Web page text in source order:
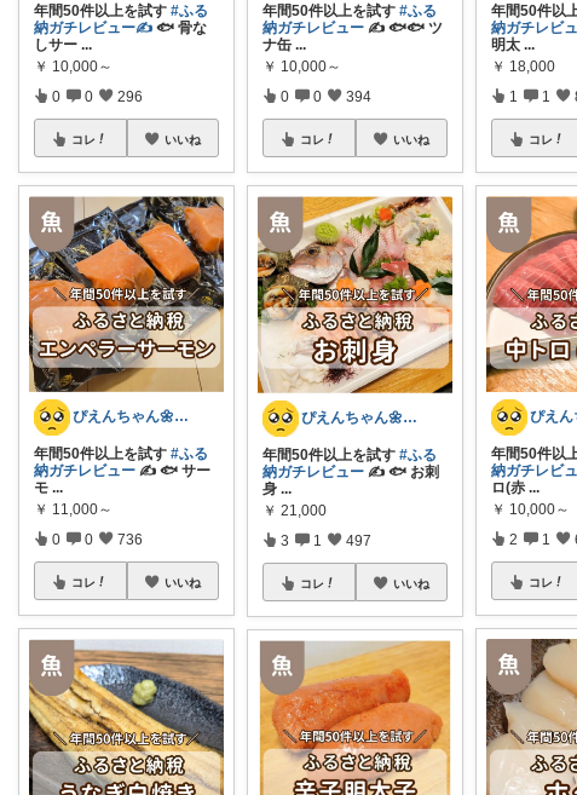
年間50件以上を試す #ふる
納ガチレビュー✍️ 🐟 骨な
しサー ...
￥ 10,000～
0 0 296
コレ いいね
ぴえんちゃん🌼爆買い比較ママ
年間50件以上を試す #ふる
納ガチレビュー ✍️ 🐟️ サー
モ ...
￥ 11,000～
0 0 736
コレ いいね
年間50件以上を試す#ふる
納ガチレビュー ✍️ 🐟🐟 ツ
ナ缶 ...
￥ 10,000～
0 0 394
コレ いいね
ぴえんちゃん🌼爆買い比較ママ
年間50件以上を試す#ふる
納ガチレビュー ✍️ 🐟️ お刺
身 ...
￥ 21,000
3 1 497
コレ いいね
年間50件以
納ガチレビ
明太 ...
￥ 18,000
1 1
コレ
年間50件以
納ガチレビ
ロ(赤 ...
￥ 10,000～
2 1
コレ